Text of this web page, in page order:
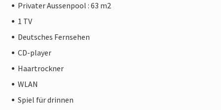
Privater Aussenpool : 63 m2
1 TV
Deutsches Fernsehen
CD-player
Haartrockner
WLAN
Spiel für drinnen